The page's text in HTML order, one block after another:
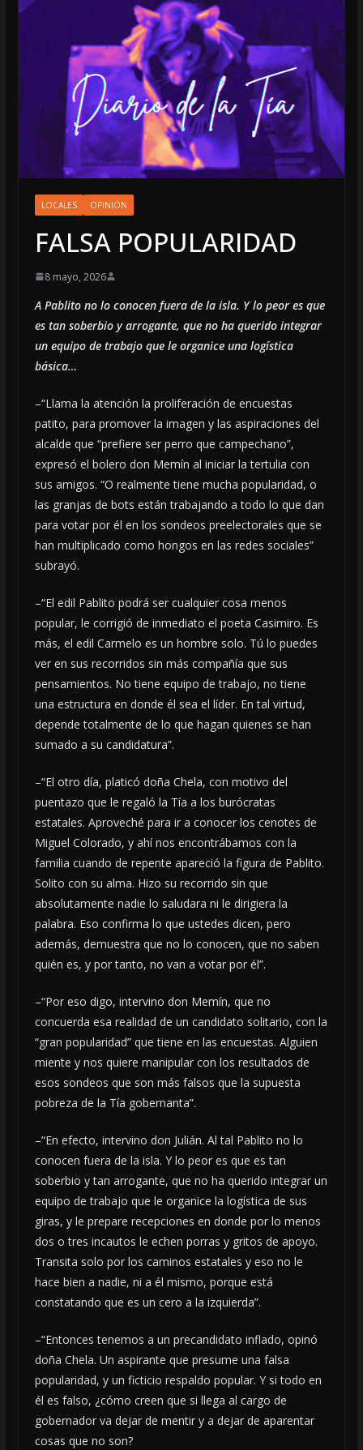
LOCALES OPINIÓN
FALSA POPULARIDAD
8 mayo, 2026
A Pablito no lo conocen fuera de la isla. Y lo peor es que
es tan soberbio y arrogante, que no ha querido integrar
un equipo de trabajo que le organice una logística
básica…
–“Llama la atención la proliferación de encuestas
patito, para promover la imagen y las aspiraciones del
alcalde que “prefiere ser perro que campechano”,
expresó el bolero don Memín al iniciar la tertulia con
sus amigos. “O realmente tiene mucha popularidad, o
las granjas de bots están trabajando a todo lo que dan
para votar por él en los sondeos preelectorales que se
han multiplicado como hongos en las redes sociales”
subrayó.
–“El edil Pablito podrá ser cualquier cosa menos
popular, le corrigió de inmediato el poeta Casimiro. Es
más, el edil Carmelo es un hombre solo. Tú lo puedes
ver en sus recorridos sin más compañía que sus
pensamientos. No tiene equipo de trabajo, no tiene
una estructura en donde él sea el líder. En tal virtud,
depende totalmente de lo que hagan quienes se han
sumado a su candidatura”.
–“El otro día, platicó doña Chela, con motivo del
puentazo que le regaló la Tía a los burócratas
estatales. Aproveché para ir a conocer los cenotes de
Miguel Colorado, y ahí nos encontrábamos con la
familia cuando de repente apareció la figura de Pablito.
Solito con su alma. Hizo su recorrido sin que
absolutamente nadie lo saludara ni le dirigiera la
palabra. Eso confirma lo que ustedes dicen, pero
además, demuestra que no lo conocen, que no saben
quién es, y por tanto, no van a votar por él”.
–“Por eso digo, intervino don Memín, que no
concuerda esa realidad de un candidato solitario, con la
“gran popularidad” que tiene en las encuestas. Alguien
miente y nos quiere manipular con los resultados de
esos sondeos que son más falsos que la supuesta
pobreza de la Tía gobernanta”.
–“En efecto, intervino don Julián. Al tal Pablito no lo
conocen fuera de la isla. Y lo peor es que es tan
soberbio y tan arrogante, que no ha querido integrar un
equipo de trabajo que le organice la logística de sus
giras, y le prepare recepciones en donde por lo menos
dos o tres incautos le echen porras y gritos de apoyo.
Transita solo por los caminos estatales y eso no le
hace bien a nadie, ni a él mismo, porque está
constatando que es un cero a la izquierda”.
–“Entonces tenemos a un precandidato inflado, opinó
doña Chela. Un aspirante que presume una falsa
popularidad, y un ficticio respaldo popular. Y si todo en
él es falso, ¿cómo creen que si llega al cargo de
gobernador va dejar de mentir y a dejar de aparentar
cosas que no son?